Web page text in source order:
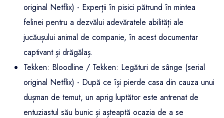
original Netflix) - Experții în pisici pătrund în mintea
felinei pentru a dezvălui adevăratele abilități ale
jucăușului animal de companie, în acest documentar
captivant și drăgălaș.
Tekken: Bloodline / Tekken: Legături de sânge (serial
original Netflix) - După ce își pierde casa din cauza unui
dușman de temut, un aprig luptător este antrenat de
entuziastul său bunic și așteaptă ocazia de a se